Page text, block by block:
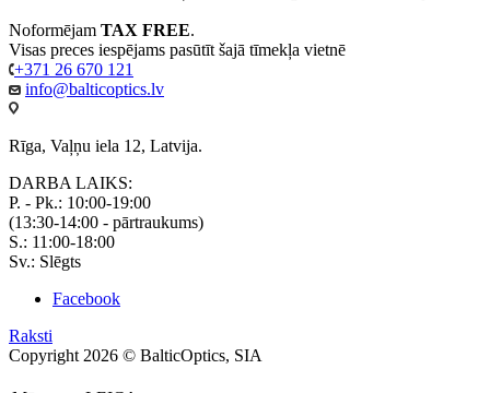
Noformējam TAX FREE.
Visas preces iespējams pasūtīt šajā tīmekļa vietnē
+371 26 670 121
info@balticoptics.lv
Rīga, Vaļņu iela 12, Latvija.
DARBA LAIKS:
P. - Pk.: 10:00-19:00
(13:30-14:00 - pārtraukums)
S.: 11:00-18:00
Sv.: Slēgts
Facebook
Raksti
Copyright 2026 © BalticOptics, SIA